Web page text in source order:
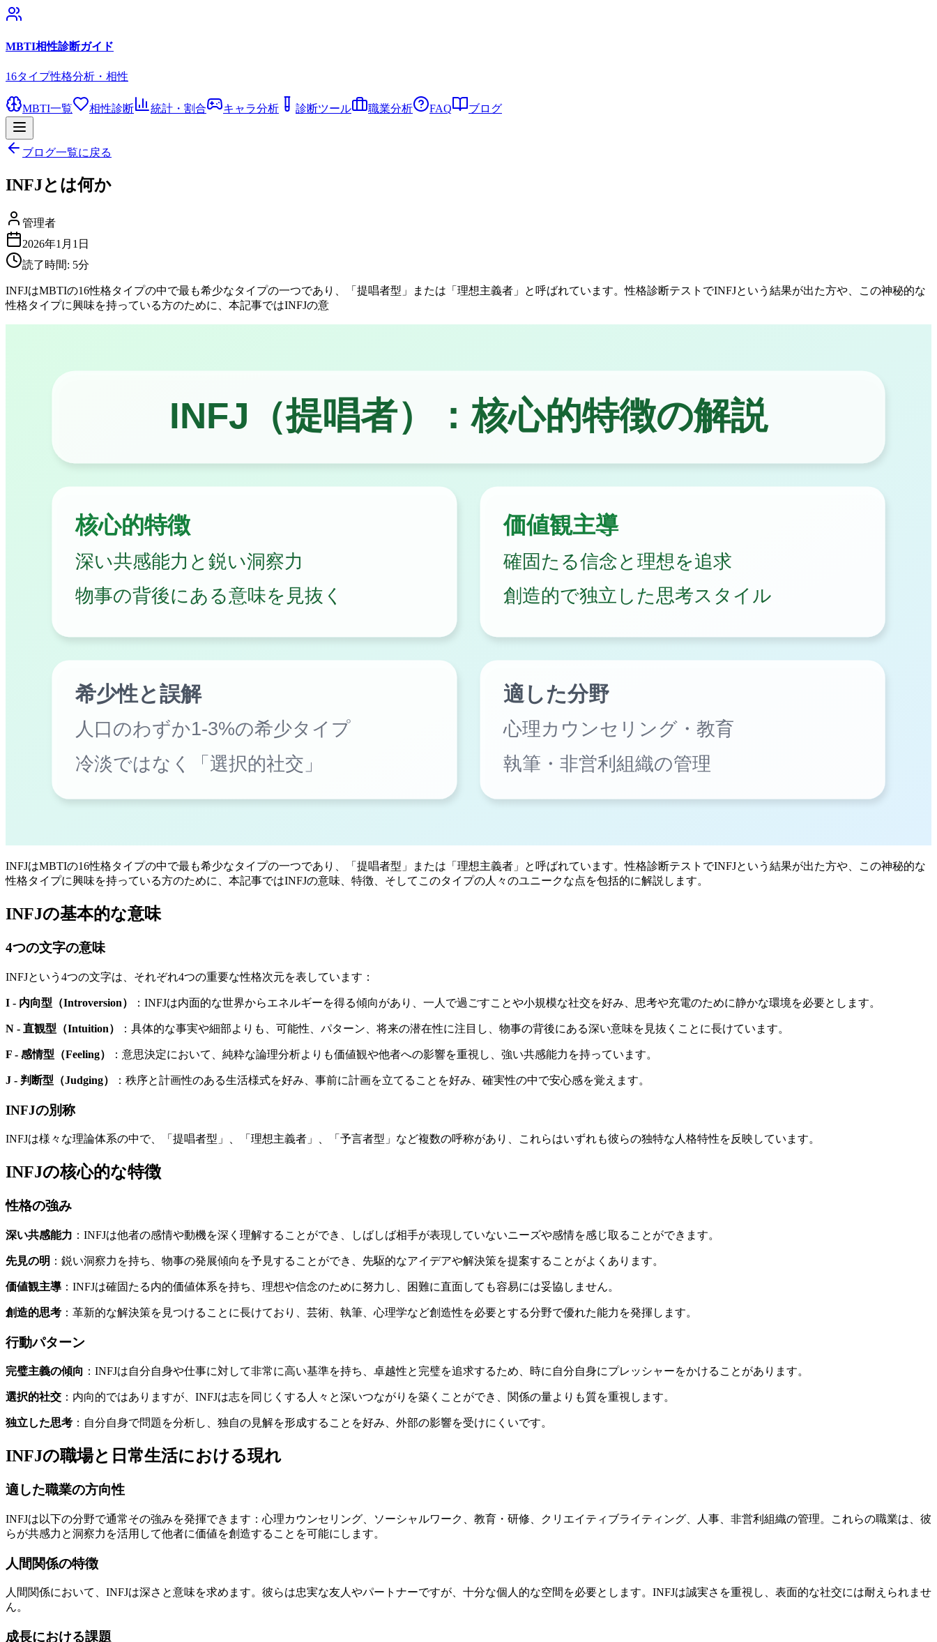
MBTI相性診断ガイド
16タイプ性格分析・相性
MBTI一覧 相性診断 統計・割合 キャラ分析 診断ツール 職業分析 FAQ ブログ
ブログ一覧に戻る
INFJとは何か
管理者
2026年1月1日
読了時間: 5分
INFJはMBTIの16性格タイプの中で最も希少なタイプの一つであり、「提唱者型」または「理想主義者」と呼ばれています。性格診断テストでINFJという結果が出た方や、この神秘的な
性格タイプに興味を持っている方のために、本記事ではINFJの意
INFJはMBTIの16性格タイプの中で最も希少なタイプの一つであり、「提唱者型」または「理想主義者」と呼ばれています。性格診断テストでINFJという結果が出た方や、この神秘的な
性格タイプに興味を持っている方のために、本記事ではINFJの意味、特徴、そしてこのタイプの人々のユニークな点を包括的に解説します。
INFJの基本的な意味
4つの文字の意味
INFJという4つの文字は、それぞれ4つの重要な性格次元を表しています：
I - 内向型（Introversion） ：INFJは内面的な世界からエネルギーを得る傾向があり、一人で過ごすことや小規模な社交を好み、思考や充電のために静かな環境を必要とします。
N - 直観型（Intuition） ：具体的な事実や細部よりも、可能性、パターン、将来の潜在性に注目し、物事の背後にある深い意味を見抜くことに長けています。
F - 感情型（Feeling） ：意思決定において、純粋な論理分析よりも価値観や他者への影響を重視し、強い共感能力を持っています。
J - 判断型（Judging） ：秩序と計画性のある生活様式を好み、事前に計画を立てることを好み、確実性の中で安心感を覚えます。
INFJの別称
INFJは様々な理論体系の中で、「提唱者型」、「理想主義者」、「予言者型」など複数の呼称があり、これらはいずれも彼らの独特な人格特性を反映しています。
INFJの核心的な特徴
性格の強み
深い共感能力 ：INFJは他者の感情や動機を深く理解することができ、しばしば相手が表現していないニーズや感情を感じ取ることができます。
先見の明 ：鋭い洞察力を持ち、物事の発展傾向を予見することができ、先駆的なアイデアや解決策を提案することがよくあります。
価値観主導 ：INFJは確固たる内的価値体系を持ち、理想や信念のために努力し、困難に直面しても容易には妥協しません。
創造的思考 ：革新的な解決策を見つけることに長けており、芸術、執筆、心理学など創造性を必要とする分野で優れた能力を発揮します。
行動パターン
完璧主義の傾向 ：INFJは自分自身や仕事に対して非常に高い基準を持ち、卓越性と完璧を追求するため、時に自分自身にプレッシャーをかけることがあります。
選択的社交 ：内向的ではありますが、INFJは志を同じくする人々と深いつながりを築くことができ、関係の量よりも質を重視します。
独立した思考 ：自分自身で問題を分析し、独自の見解を形成することを好み、外部の影響を受けにくいです。
INFJの職場と日常生活における現れ
適した職業の方向性
INFJは以下の分野で通常その強みを発揮できます：心理カウンセリング、ソーシャルワーク、教育・研修、クリエイティブライティング、人事、非営利組織の管理。これらの職業は、彼
らが共感力と洞察力を活用して他者に価値を創造することを可能にします。
人間関係の特徴
人間関係において、INFJは深さと意味を求めます。彼らは忠実な友人やパートナーですが、十分な個人的な空間を必要とします。INFJは誠実さを重視し、表面的な社交には耐えられませ
ん。
成長における課題